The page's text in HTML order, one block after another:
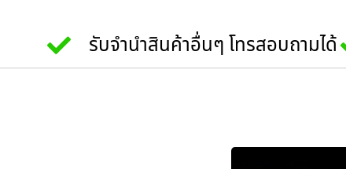
รับจำนำสินค้าอื่นๆ โทรสอบถามได้